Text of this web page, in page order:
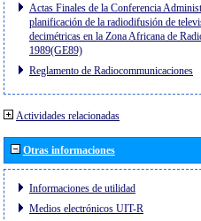
Actas Finales de la Conferencia
planificación de la radiodifusión de
decimétricas en la Zona Africana de
1989(GE89)
Reglamento de Radiocommunicaciones
Actividades relacionadas
Otras informaciones
Informaciones de utilidad
Medios electrónicos UIT-R